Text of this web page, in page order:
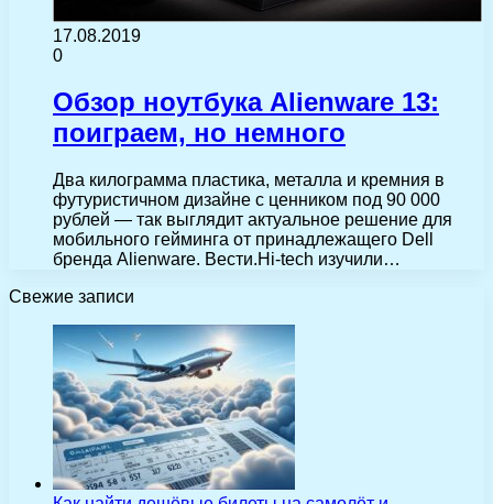
17.08.2019
0
Обзор ноутбука Alienware 13:
поиграем, но немного
Два килограмма пластика, металла и кремния в
футуристичном дизайне с ценником под 90 000
рублей — так выглядит актуальное решение для
мобильного гейминга от принадлежащего Dell
бренда Alienware. Вести.Hi-tech изучили…
Свежие записи